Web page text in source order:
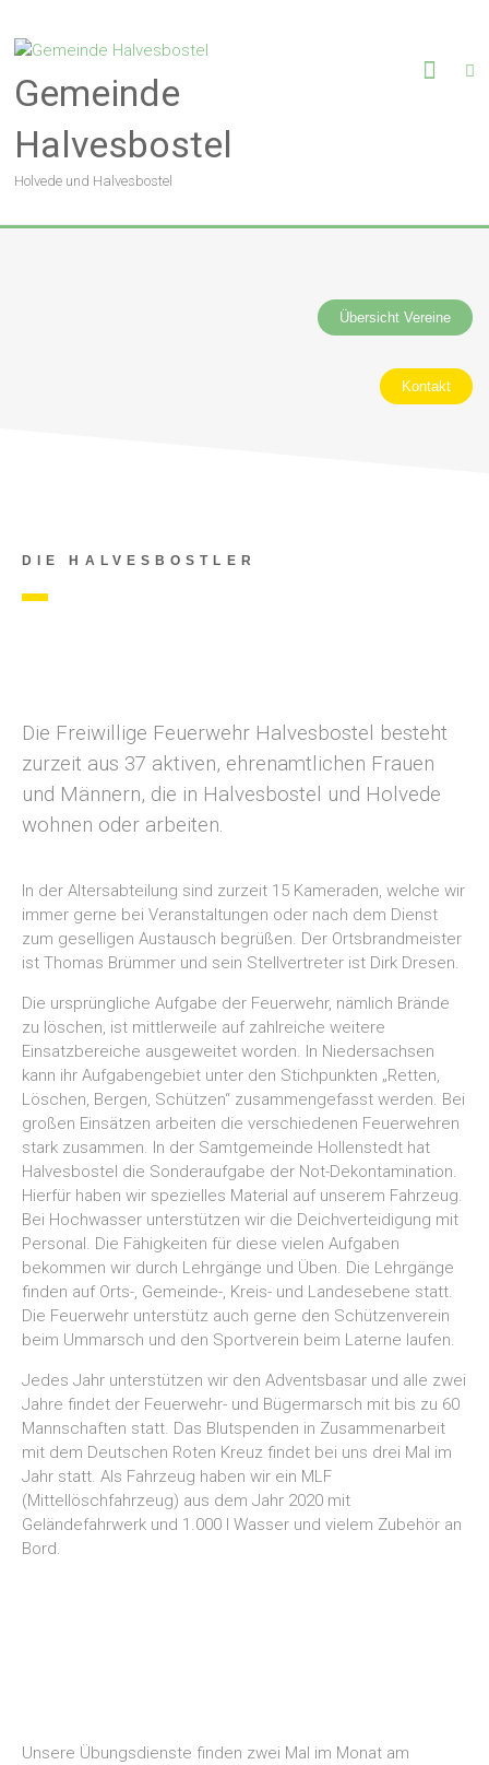
Gemeinde
Halvesbostel
Holvede und Halvesbostel
Übersicht Vereine
Kontakt
DIE HALVESBOSTLER
Die Freiwillige Feuerwehr Halvesbostel besteht
zurzeit aus 37 aktiven, ehrenamtlichen Frauen
und Männern, die in Halvesbostel und Holvede
wohnen oder arbeiten.
In der Altersabteilung sind zurzeit 15 Kameraden, welche wir
immer gerne bei Veranstaltungen oder nach dem Dienst
zum geselligen Austausch begrüßen. Der Ortsbrandmeister
ist Thomas Brümmer und sein Stellvertreter ist Dirk Dresen.
Die ursprüngliche Aufgabe der Feuerwehr, nämlich Brände
zu löschen, ist mittlerweile auf zahlreiche weitere
Einsatzbereiche ausgeweitet worden. In Niedersachsen
kann ihr Aufgabengebiet unter den Stichpunkten „Retten,
Löschen, Bergen, Schützen“ zusammengefasst werden. Bei
großen Einsätzen arbeiten die verschiedenen Feuerwehren
stark zusammen. In der Samtgemeinde Hollenstedt hat
Halvesbostel die Sonderaufgabe der Not-Dekontamination.
Hierfür haben wir spezielles Material auf unserem Fahrzeug.
Bei Hochwasser unterstützen wir die Deichverteidigung mit
Personal. Die Fähigkeiten für diese vielen Aufgaben
bekommen wir durch Lehrgänge und Üben. Die Lehrgänge
finden auf Orts-, Gemeinde-, Kreis- und Landesebene statt.
Die Feuerwehr unterstütz auch gerne den Schützenverein
beim Ummarsch und den Sportverein beim Laterne laufen.
Jedes Jahr unterstützen wir den Adventsbasar und alle zwei
Jahre findet der Feuerwehr- und Bügermarsch mit bis zu 60
Mannschaften statt. Das Blutspenden in Zusammenarbeit
mit dem Deutschen Roten Kreuz findet bei uns drei Mal im
Jahr statt. Als Fahrzeug haben wir ein MLF
(Mittellöschfahrzeug) aus dem Jahr 2020 mit
Geländefahrwerk und 1.000 l Wasser und vielem Zubehör an
Bord.
Unsere Übungsdienste finden zwei Mal im Monat am